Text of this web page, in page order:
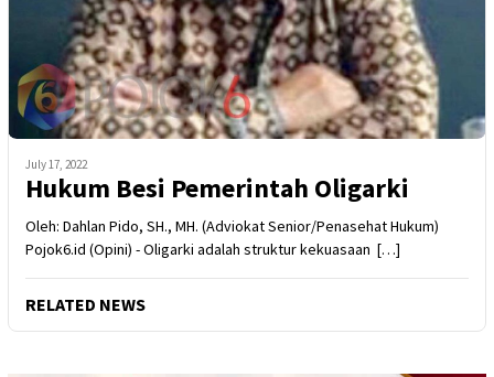
July 17, 2022
Hukum Besi Pemerintah Oligarki
Oleh: Dahlan Pido, SH., MH. (Adviokat Senior/Penasehat Hukum)
Pojok6.id (Opini) - Oligarki adalah struktur kekuasaan […]
RELATED NEWS